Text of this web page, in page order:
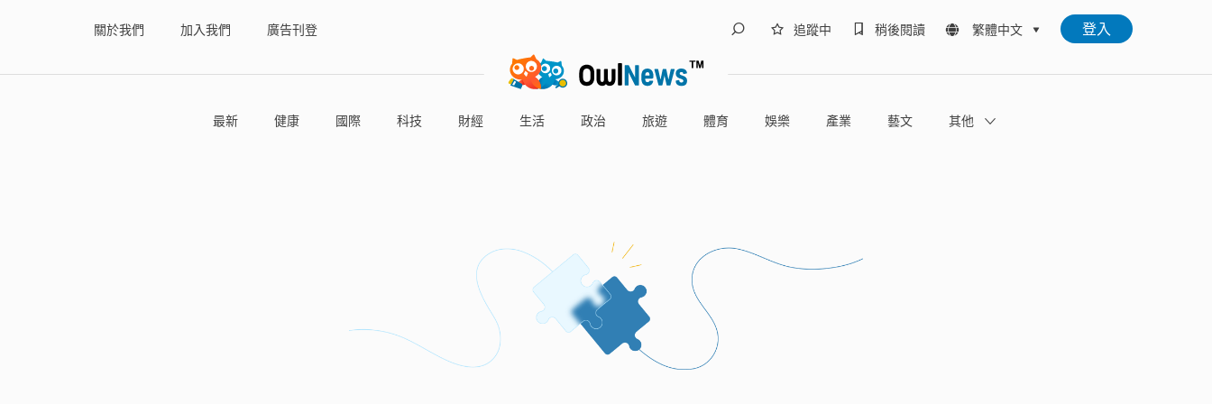
關於我們 加入我們 廣告刊登 追蹤中 稍後閱讀 繁體中文 登入
最新 健康 國際 科技 財經 生活 政治 旅遊 體育 娛樂 產業 藝文 其他